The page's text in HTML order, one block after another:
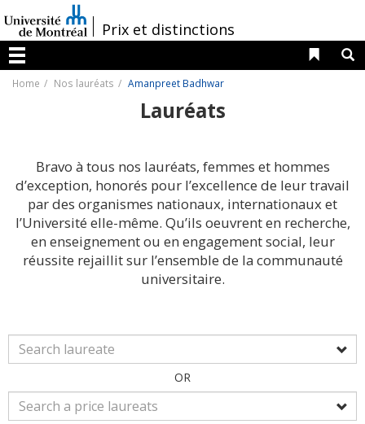
au
contenu
/Prix et distinctions
Menu
Liens
Home Nos lauréats Amanpreet Badhwar
Lauréats
Bravo à tous nos lauréats, femmes et hommes
d’exception, honorés pour l’excellence de leur travail
par des organismes nationaux, internationaux et
l’Université elle-même. Qu’ils oeuvrent en recherche,
en enseignement ou en engagement social, leur
réussite rejaillit sur l’ensemble de la communauté
universitaire.
OR